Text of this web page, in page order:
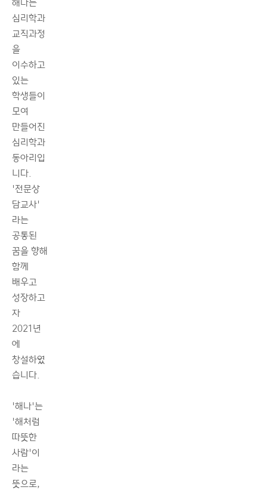
해나는
심리학과
교직과정
을
이수하고
있는
학생들이
모여
만들어진
심리학과
동아리입
니다.
'전문상
담교사'
라는
공통된
꿈을 향해
함께
배우고
성장하고
자
2021년
에
창설하였
습니다.
'해나'는
'해처럼
따뜻한
사람'이
라는
뜻으로,